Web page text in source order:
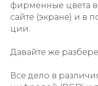
фирменные цвета
сайте (экране) и в
ции. ⠀
Давайте же
Все дело в